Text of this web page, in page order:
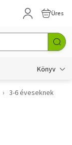
Üres
Könyv
3-6 éveseknek